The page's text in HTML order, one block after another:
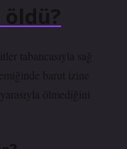
öldü?
tabancasıyla sağ
barut izine
ölmediğini